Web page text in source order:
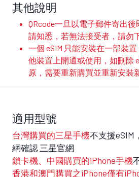
其他說明
QRcode一旦以電子郵件寄出後
請知悉，若無法接受者，請勿
一個 eSIM 只能安裝在一部裝
他裝置上開通或使用，如刪除
原，需要重新購買並重新安裝
適用型號
台灣購買的三星手機不支援eSIM
網確認 三星官網
鎖卡機、中國購買的iPhone手機
香港和澳門購買之iPhone僅有